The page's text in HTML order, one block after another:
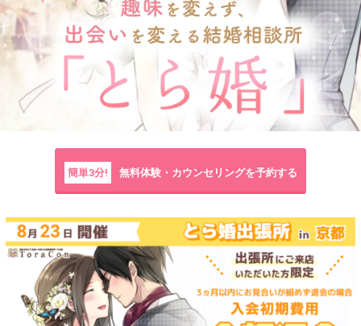
簡単3分! 無料体験・カウンセリングを予約する